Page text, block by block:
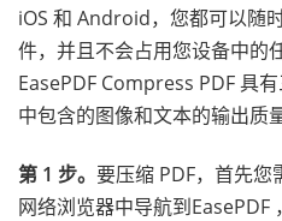
iOS 和 Android，您都可以随
件，并且不会占用您设备中的
EasePDF Compress PDF 具
中包含的图像和文本的输出质量
第 1 步。 要压缩 PDF，首先
网络浏览器中导航到EasePDF